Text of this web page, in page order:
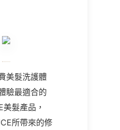
美髮洗護體
驗最適合的
美髮產品，
所帶來的修